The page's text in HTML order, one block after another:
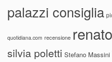
palazzi consiglia
quotidiana.com recensione
silvia poletti Stefano Massini